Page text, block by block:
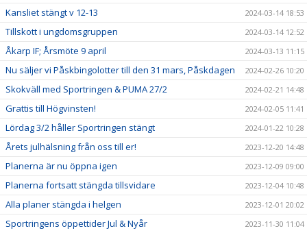
Kansliet stängt v 12-13 2024-03-14 18:53
Tillskott i ungdomsgruppen 2024-03-14 12:52
Åkarp IF; Årsmöte 9 april 2024-03-13 11:15
Nu säljer vi Påskbingolotter till den 31 mars, Påskdagen 2024-02-26 10:20
Skokväll med Sportringen & PUMA 27/2 2024-02-21 14:48
Grattis till Högvinsten! 2024-02-05 11:41
Lördag 3/2 håller Sportringen stängt 2024-01-22 10:28
Årets julhälsning från oss till er! 2023-12-20 14:48
Planerna är nu öppna igen 2023-12-09 09:00
Planerna fortsatt stängda tillsvidare 2023-12-04 10:48
Alla planer stängda i helgen 2023-12-01 20:02
Sportringens öppettider Jul & Nyår 2023-11-30 11:04